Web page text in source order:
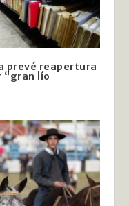
prevé reapertura
“gran lío